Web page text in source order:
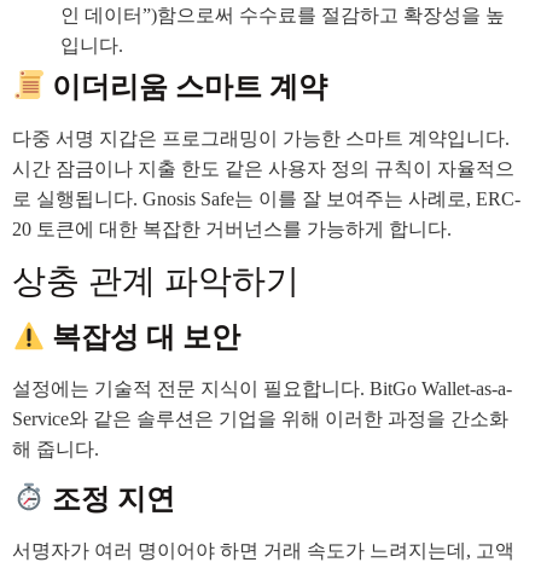
인 데이터”)함으로써 수수료를 절감하고 확장성을 높
입니다.
이더리움 스마트 계약
다중 서명 지갑은 프로그래밍이 가능한 스마트 계약입니다.
시간 잠금이나 지출 한도 같은 사용자 정의 규칙이 자율적으
로 실행됩니다. Gnosis Safe는 이를 잘 보여주는 사례로, ERC-
20 토큰에 대한 복잡한 거버넌스를 가능하게 합니다.
상충 관계 파악하기
복잡성 대 보안
설정에는 기술적 전문 지식이 필요합니다. BitGo Wallet-as-a-
Service와 같은 솔루션은 기업을 위해 이러한 과정을 간소화
해 줍니다.
조정 지연
서명자가 여러 명이어야 하면 거래 속도가 느려지는데, 고액